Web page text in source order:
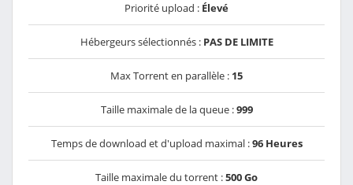
Priorité upload : Élevé
Hébergeurs sélectionnés : PAS DE LIMITE
Max Torrent en parallèle : 15
Taille maximale de la queue :999
Temps de download et d'upload maximal :96 Heures
Taille maximale du torrent :500 Go